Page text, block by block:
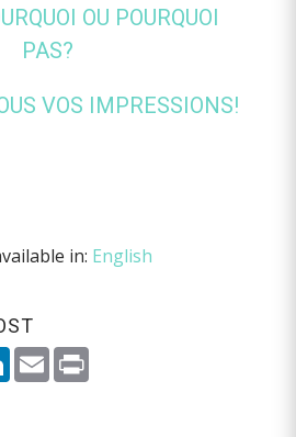
OU POURQUOI
PAS?
VOS IMPRESSIONS!
in: English
LinkedIn
EmailPrint